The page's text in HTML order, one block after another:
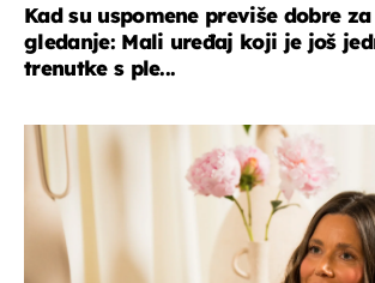
Kad su uspomene previše dobre
gledanje: Mali uređaj koji je još
trenutke s ple...
moda & ljepota